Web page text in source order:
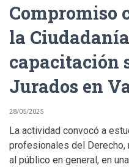
Compromiso
la
capacitación
Jurados en
28/05/2025
La actividad convocó a
profesionales del
al público en general, en